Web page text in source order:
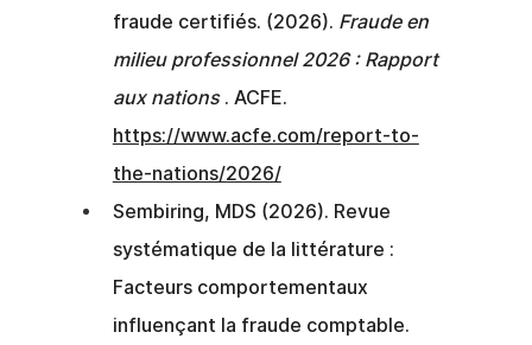
fraude certifiés. (2026). Fraude en
milieu professionnel 2026 : Rapport
aux nations . ACFE.
https://www.acfe.com/report-to-
the-nations/2026/
Sembiring, MDS (2026). Revue
systématique de la littérature :
Facteurs comportementaux
influençant la fraude comptable.